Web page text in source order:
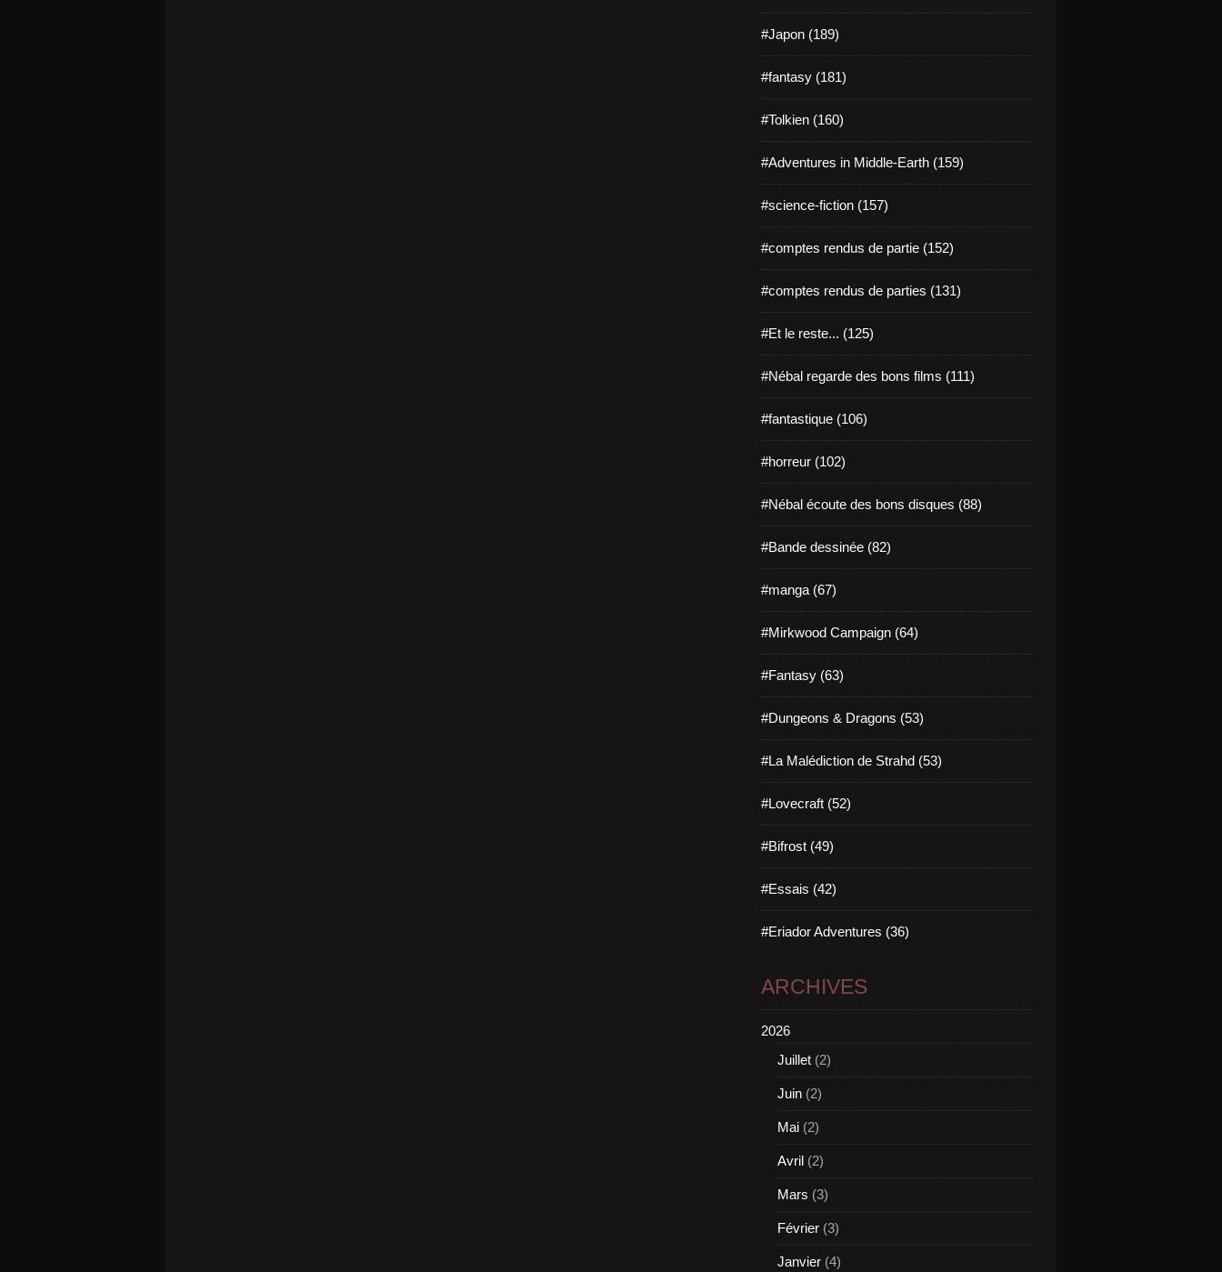
#Japon (189)
#fantasy (181)
#Tolkien (160)
#Adventures in Middle-Earth (159)
#science-fiction (157)
#comptes rendus de partie (152)
#comptes rendus de parties (131)
#Et le reste... (125)
#Nébal regarde des bons films (111)
#fantastique (106)
#horreur (102)
#Nébal écoute des bons disques (88)
#Bande dessinée (82)
#manga (67)
#Mirkwood Campaign (64)
#Fantasy (63)
#Dungeons & Dragons (53)
#La Malédiction de Strahd (53)
#Lovecraft (52)
#Bifrost (49)
#Essais (42)
#Eriador Adventures (36)
ARCHIVES
2026
Juillet (2)
Juin (2)
Mai (2)
Avril (2)
Mars (3)
Février (3)
Janvier (4)